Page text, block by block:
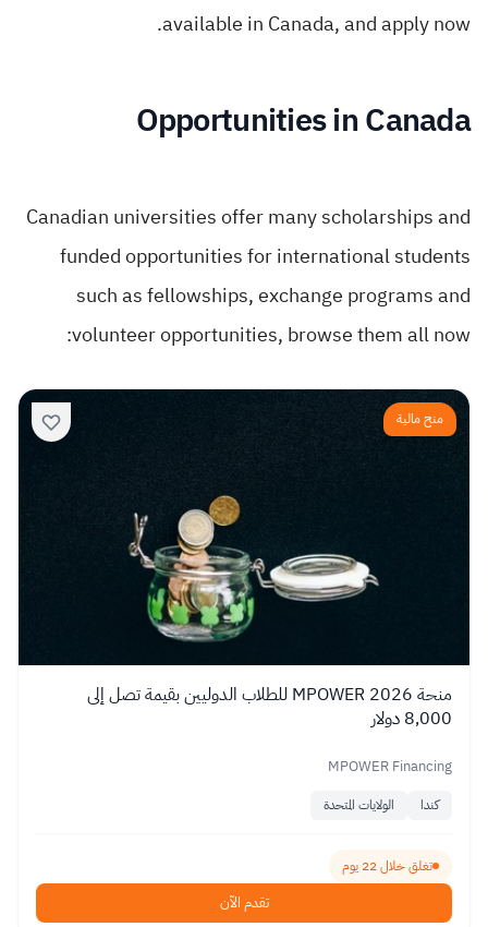
available in Canada, and apply now.
Opportunities in Canada
Canadian universities offer many scholarships and
funded opportunities for international students
such as fellowships, exchange programs and
volunteer opportunities, browse them all now:
منح مالية
منحة MPOWER 2026 للطلاب الدوليين بقيمة تصل إلى
8,000 دولار
MPOWER Financing
كندا الولايات المتحدة
تغلق خلال 22 يوم
تقدم الآن